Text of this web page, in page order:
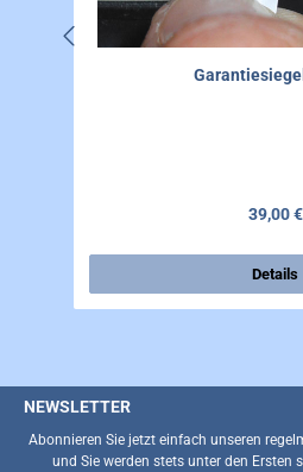
39,00 €
Details
NEWSLETTER
Abonnieren Sie jetzt einfach unseren
und Sie werden stets unter den Ersten